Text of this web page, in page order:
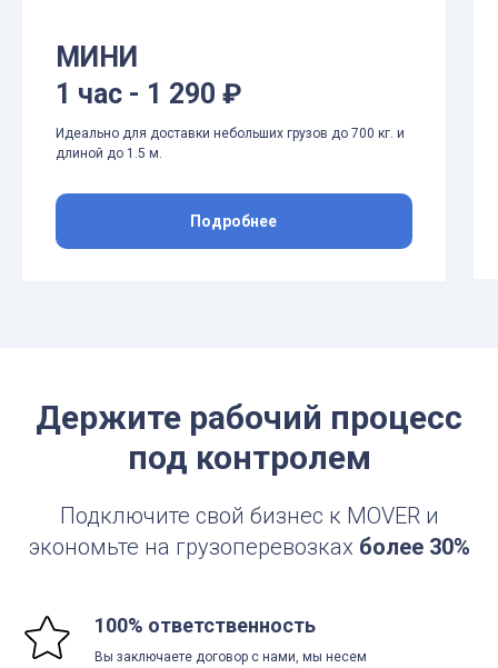
МИНИ
1 час - 1 290 ₽
Идеально для доставки небольших грузов до 700 кг. и
длиной до 1.5 м.
Подробнее
Держите рабочий процесс
под контролем
Подключите свой бизнес к MOVER и
экономьте на грузоперевозках более 30%
100% ответственность
Вы заключаете договор с нами, мы несем